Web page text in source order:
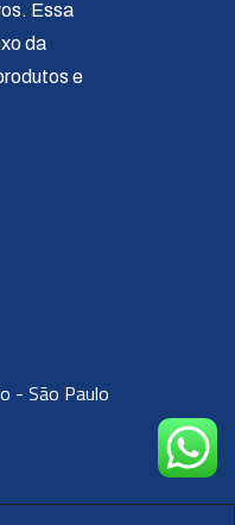
Essa
da
e
- São Paulo